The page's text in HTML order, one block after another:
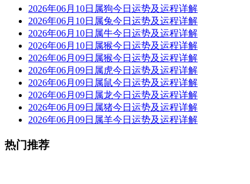
2026年06月10日属狗今日运势及运程详解
2026年06月10日属兔今日运势及运程详解
2026年06月10日属牛今日运势及运程详解
2026年06月10日属猴今日运势及运程详解
2026年06月09日属猴今日运势及运程详解
2026年06月09日属虎今日运势及运程详解
2026年06月09日属鼠今日运势及运程详解
2026年06月09日属龙今日运势及运程详解
2026年06月09日属猪今日运势及运程详解
2026年06月09日属羊今日运势及运程详解
热门推荐